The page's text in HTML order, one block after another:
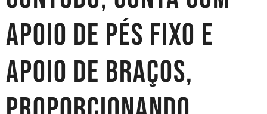
apoio de pés fixo e
apoio de braços,